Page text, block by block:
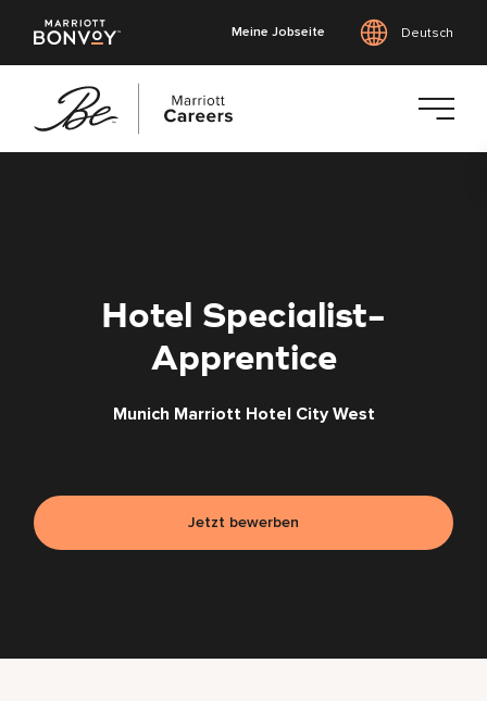
Meine Jobseite Deutsch
Hotel Specialist-
Apprentice
Munich Marriott Hotel City West
Jetzt bewerben